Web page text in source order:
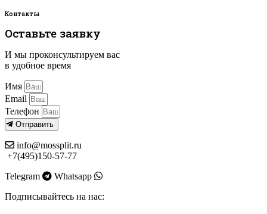
Контакты
Оставьте заявку
И мы проконсультируем вас
в удобное время
Имя
Email
Телефон
Отправить
info@mossplit.ru
+7(495)150-57-77
Telegram
Whatsapp
Подписывайтесь на нас: